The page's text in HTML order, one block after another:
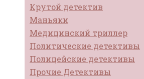
Крутой детектив
Маньяки
Медицинский триллер
Политические детективы
Полицейские детективы
Прочие Детективы